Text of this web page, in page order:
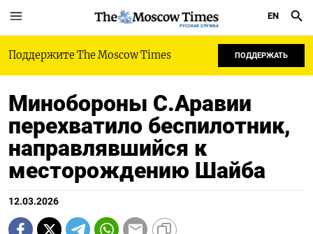
РУССКАЯ СЛУЖБА
EN
Поддержите The Moscow Times ПОДДЕРЖАТЬ
Минобороны С.Аравии
перехватило беспилотник,
направлявшийся к
месторождению Шайба
12.03.2026